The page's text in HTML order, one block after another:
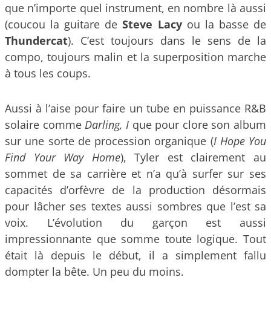
que n’importe quel instrument, en nombre là aussi
(coucou la guitare deSteve Lacyou la basse de
Thundercat). C’est toujours dans le sens de la
compo, toujours malin et la superposition marche
à tous les coups.
Aussi à l’aise pour faire un tube en puissance R&B
solaire comme Darling, Ique pour clore son album
sur une sorte de procession organique (I Hope You
Find Your Way Home), Tyler est clairement au
sommet de sa carrière et n’a qu’à surfer sur ses
capacités d’orfèvre de la production désormais
pour lâcher ses textes aussi sombres que l’est sa
voix. L’évolution du garçon est aussi
impressionnante que somme toute logique. Tout
était là depuis le début, il a simplement fallu
dompter la bête. Un peu du moins.